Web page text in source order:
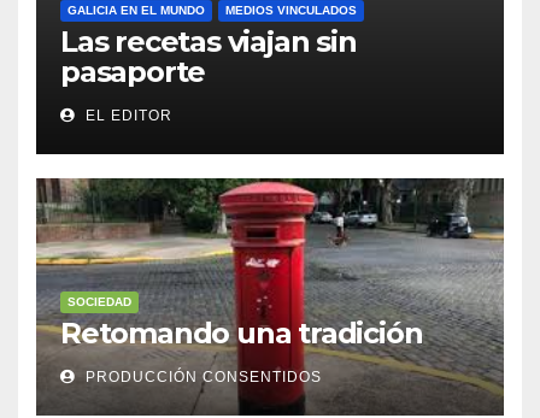
GALICIA EN EL MUNDO MEDIOS VINCULADOS
Las recetas viajan sin
pasaporte
EL EDITOR
SOCIEDAD
Retomando una tradición
PRODUCCIÓN CONSENTIDOS